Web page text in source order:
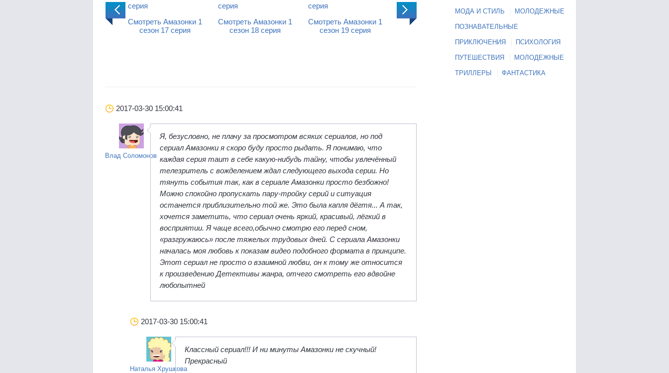
МОДА И СТИЛЬ МОЛОДЕЖНЫЕ
ПОЗНАВАТЕЛЬНЫЕ
ПРИКЛЮЧЕНИЯ ПСИХОЛОГИЯ
ПУТЕШЕСТВИЯ МОЛОДЕЖНЫЕ
ТРИЛЛЕРЫ ФАНТАСТИКА
Смотреть Амазонки 1
Смотреть Амазонки 1
сезон 17 серия
Смотреть Амазонки 1
сезон 18 серия
Смотреть Амазонки 1
сезон 19 серия
сезон 20 серия
сезон 21 серия
2017-03-30 15:00:41
Влад Соломонов
Я, безусловно, не плачу за просмотром всяких сериалов, но под
сериал Амазонки я скоро буду просто рыдать. Я понимаю, что
каждая серия таит в себе какую-нибудь тайну, чтобы увлечённый
телезритель с вожделением ждал следующего выхода серии. Но
тянуть события так, как в сериале Амазонки просто безбожно!
Можно спокойно пропускать пару-тройку серий и ситуация
останется приблизительно той же. Это была капля дёгтя... А так,
хочется заметить, что сериал очень яркий, красивый, лёгкий в
восприятии. Я чаще всего,обычно смотрю его перед сном,
«разгружаюсь» после тяжелых трудовых дней. С сериала Амазонки
началась моя любовь к показам видео подобного формата в принципе.
Этот сериал не просто о взаимной любви, он к тому же относится
к произведению Детективы жанра, отчего смотреть его вдвойне
любопытней
2017-03-30 15:00:41
Наталья Хрушкова
Классный сериал!!! И ни минуты Амазонки не скучный!
Прекрасный